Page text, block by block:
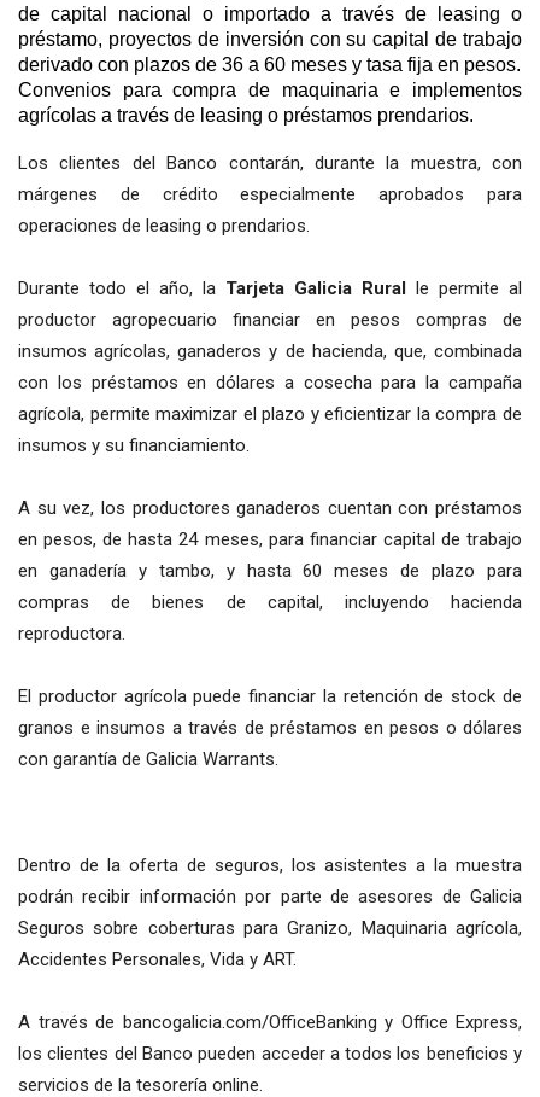
de capital nacional o importado a través de leasing o
préstamo, proyectos de inversión con su capital de trabajo
derivado con plazos de 36 a 60 meses y tasa fija en pesos.
Convenios para compra de maquinaria e implementos
agrícolas a través de leasing o préstamos prendarios.
Los clientes del Banco contarán, durante la muestra, con
márgenes de crédito especialmente aprobados para
operaciones de leasing o prendarios.
Durante todo el año, la Tarjeta Galicia Rural le permite al
productor agropecuario financiar en pesos compras de
insumos agrícolas, ganaderos y de hacienda, que, combinada
con los préstamos en dólares a cosecha para la campaña
agrícola, permite maximizar el plazo y eficientizar la compra de
insumos y su financiamiento.
A su vez, los productores ganaderos cuentan con préstamos
en pesos, de hasta 24 meses, para financiar capital de trabajo
en ganadería y tambo, y hasta 60 meses de plazo para
compras de bienes de capital, incluyendo hacienda
reproductora.
El productor agrícola puede financiar la retención de stock de
granos e insumos a través de préstamos en pesos o dólares
con garantía de Galicia Warrants.
Dentro de la oferta de seguros, los asistentes a la muestra
podrán recibir información por parte de asesores de Galicia
Seguros sobre coberturas para Granizo, Maquinaria agrícola,
Accidentes Personales, Vida y ART.
A través de bancogalicia.com/OfficeBanking y Office Express,
los clientes del Banco pueden acceder a todos los beneficios y
servicios de la tesorería online.